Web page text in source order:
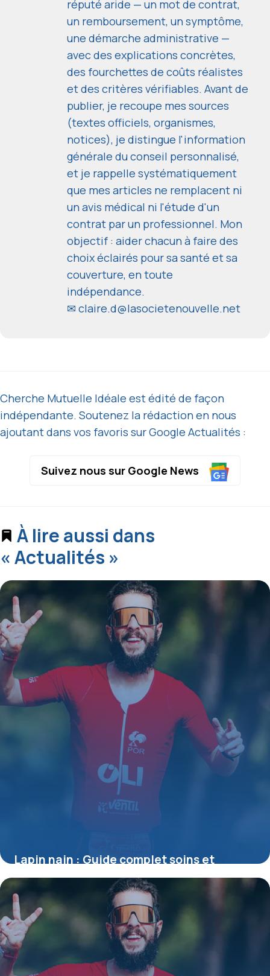
réputé aride — un mot de contrat,
un remboursement, un symptôme,
une démarche administrative —
avec des explications concrètes,
des fourchettes de coûts réalistes
et des critères vérifiables. Avant de
publier, je recoupe mes sources
(textes officiels, organismes,
notices), je distingue l'information
générale du conseil personnalisé,
et je rappelle systématiquement
que mes articles ne remplacent ni
un avis médical ni l'étude d'un
contrat par un professionnel. Mon
objectif : aider chacun à faire des
choix éclairés pour sa santé et sa
couverture, en toute
indépendance.
✉ claire.d@lasocietenouvelle.net
Cherche Mutuelle Idéale est édité de façon
indépendante. Soutenez la rédaction en nous
ajoutant dans vos favoris sur Google Actualités :
Suivez nous sur Google News
À lire aussi dans
« Actualités »
Lapin nain : Guide complet soins et
habitat
27 mai 2026